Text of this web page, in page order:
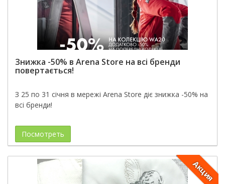
Знижка -50% в Arena Store на всі бренди
повертається!
З 25 по 31 січня в мережі Arena Store діє знижка -50% на
всі бренди!
Посмотреть
Акция